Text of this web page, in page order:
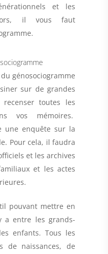
et les
il vous faut
du génosociogramme
sur de grandes
toutes les
vos mémoires.
une enquête sur la
Pour cela, il faudra
et les archives
et les actes
pouvant mettre en
a entre les grands-
enfants. Tous les
de naissances, de